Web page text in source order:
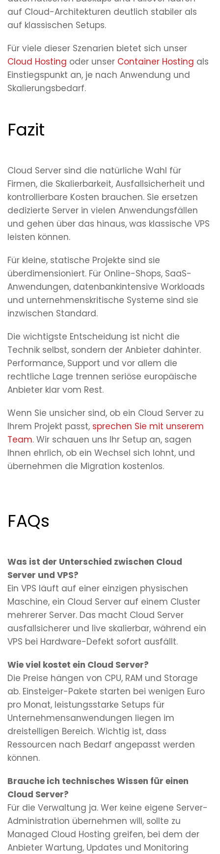
auf Cloud-Architekturen deutlich stabiler als
auf klassischen Setups.
Für viele dieser Szenarien bietet sich unser
Cloud Hosting oder unser Container Hosting als
Einstiegspunkt an, je nach Anwendung und
Skalierungsbedarf.
Fazit
Cloud Server sind die natürliche Wahl für
Firmen, die Skalierbarkeit, Ausfallsicherheit und
kontrollierbare Kosten brauchen. Sie ersetzen
dedizierte Server in vielen Anwendungsfällen
und gehen über das hinaus, was klassische VPS
leisten können.
Für kleine, statische Projekte sind sie
überdimensioniert. Für Online-Shops, SaaS-
Anwendungen, datenbankintensive Workloads
und unternehmenskritische Systeme sind sie
inzwischen Standard.
Die wichtigste Entscheidung ist nicht die
Technik selbst, sondern der Anbieter dahinter.
Performance, Support und vor allem die
rechtliche Lage trennen seriöse europäische
Anbieter klar vom Rest.
Wenn Sie unsicher sind, ob ein Cloud Server zu
Ihrem Projekt passt, sprechen Sie mit unserem
Team. Wir schauen uns Ihr Setup an, sagen
Ihnen ehrlich, ob ein Wechsel sich lohnt, und
übernehmen die Migration kostenlos.
FAQs
Was ist der Unterschied zwischen Cloud
Server und VPS?
Ein VPS läuft auf einer einzigen physischen
Maschine, ein Cloud Server auf einem Cluster
mehrerer Server. Das macht Cloud Server
ausfallsicherer und live skalierbar, während ein
VPS bei Hardware-Defekt sofort ausfällt.
Wie viel kostet ein Cloud Server?
Die Preise hängen von CPU, RAM und Storage
ab. Einsteiger-Pakete starten bei wenigen Euro
pro Monat, leistungsstarke Setups für
Unternehmensanwendungen liegen im
dreistelligen Bereich. Wichtig ist, dass
Ressourcen nach Bedarf angepasst werden
können.
Brauche ich technisches Wissen für einen
Cloud Server?
Für die Verwaltung ja. Wer keine eigene Server-
Administration übernehmen will, sollte zu
Managed Cloud Hosting greifen, bei dem der
Anbieter Wartung, Updates und Monitoring